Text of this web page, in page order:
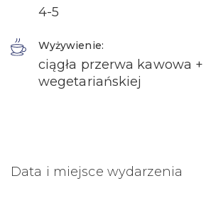
4-5
Wyżywienie:
ciągła przerwa kawowa
wegetariańskiej
Data i miejsce wydarzenia